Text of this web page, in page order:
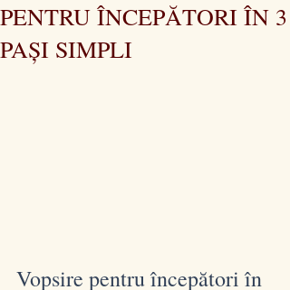
PENTRU ÎNCEPĂTORI ÎN 3
PAȘI SIMPLI
Vopsire pentru începători în